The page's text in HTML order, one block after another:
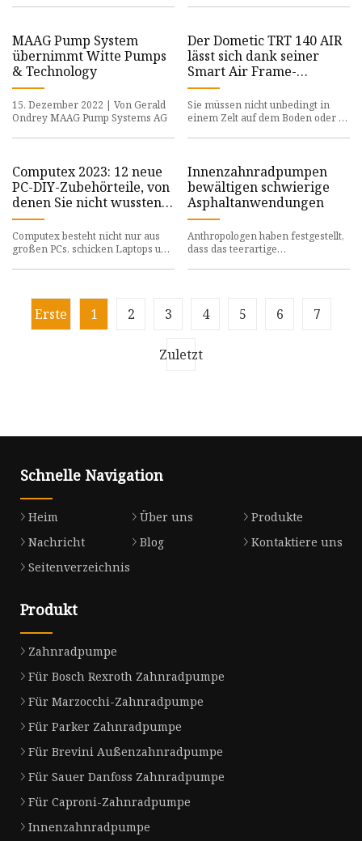
MAAG Pump System
übernimmt Witte Pumps
& Technology
15. Dezember 2022 | Von Gerald
Ondrey MAAG Pump Systems AG
Der Dometic TRT 140 AIR
lässt sich dank seiner
Smart Air Frame-
Technologie schnell
aufbauen
Sie müssen nicht unbedingt in
einem Zelt auf dem Boden oder in
Computex 2023: 12 neue
PC-DIY-Zubehörteile, von
denen Sie nicht wussten,
dass Sie sie brauchen
Computex besteht nicht nur aus
großen PCs, schicken Laptops und
Innenzahnradpumpen
bewältigen schwierige
Asphaltanwendungen
Anthropologen haben festgestellt,
dass das teerartige
Erste 1 2 3 4 5 6 7
Zuletzt
Schnelle Navigation
Heim Über uns
Produkte
Nachricht
Blog
Kontaktiere uns
Seitenverzeichnis
Produkt
Zahnradpumpe
Für Bosch Rexroth Zahnradpumpe
Für Marzocchi-Zahnradpumpe
Für Parker Zahnradpumpe
Für Brevini Außenzahnradpumpe
Für Sauer Danfoss Zahnradpumpe
Für Caproni-Zahnradpumpe
Innenzahnradpumpe